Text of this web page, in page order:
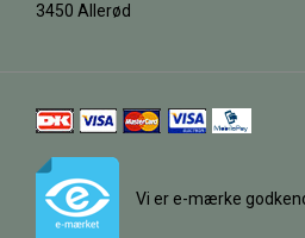
3450 Allerød
Vi er e-mærke